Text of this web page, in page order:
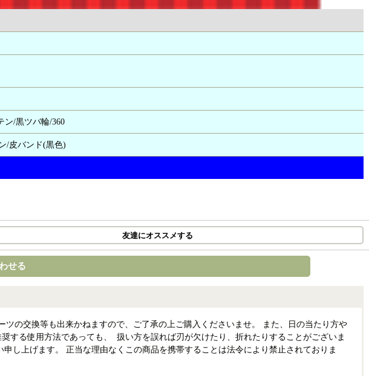
ン/黒ツバ輪/360
/皮バンド(黒色)
友達にオススメする
せる
の交換等も出来かねますので、ご了承の上ご購入くださいませ。 また、日の当たり方や
する使用方法であっても、 扱い方を誤れば刃が欠けたり、折れたりすることがございま
し上げます。 正当な理由なくこの商品を携帯することは法令により禁止されておりま